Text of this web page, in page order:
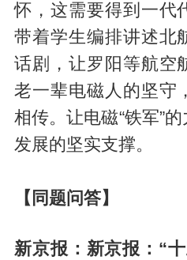
怀，这需要得到一代
带着学生编排讲述北
话剧，让罗阳等航空
老一辈电磁人的坚守
相传。让电磁“铁军”
发展的坚实支撑。
【同题问答】
新京报：新京报：“